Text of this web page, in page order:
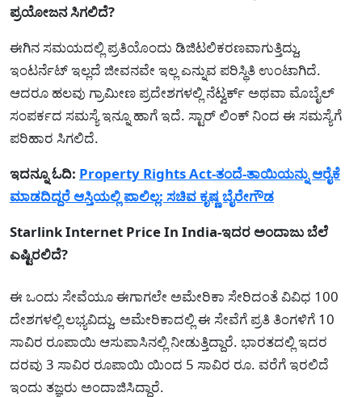
ಪ್ರಯೋಜನ ಸಿಗಲಿದೆ?
ಈಗಿನ ಸಮಯದಲ್ಲಿ ಪ್ರತಿಯೊಂದು ಡಿಜಿಟಲಿಕರಣವಾಗುತ್ತಿದ್ದು,
ಇಂಟರ್ನೆಟ್ ಇಲ್ಲದೆ ಜೀವನವೇ ಇಲ್ಲ ಎನ್ನುವ ಪರಿಸ್ಥಿತಿ ಉಂಟಾಗಿದೆ.
ಆದರೂ ಹಲವು ಗ್ರಾಮೀಣ ಪ್ರದೇಶಗಳಲ್ಲಿ ನೆಟ್ವರ್ಕ್ ಅಥವಾ ಮೊಬೈಲ್
ಸಂಪರ್ಕದ ಸಮಸ್ಯೆ ಇನ್ನೂ ಹಾಗೆ ಇದೆ. ಸ್ಟಾರ್ ಲಿಂಕ್ ನಿಂದ ಈ ಸಮಸ್ಯೆಗೆ
ಪರಿಹಾರ ಸಿಗಲಿದೆ.
ಇದನ್ನೂ ಓದಿ: Property Rights Act-ತಂದೆ-ತಾಯಿಯನ್ನು ಆರೈಕೆ
ಮಾಡದಿದ್ದರೆ ಆಸ್ತಿಯಲ್ಲಿ ಪಾಲಿಲ್ಲ: ಸಚಿವ ಕೃಷ್ಣ ಬೈರೇಗೌಡ
Starlink Internet Price In India-ಇದರ ಅಂದಾಜು ಬೆಲೆ
ಎಷ್ಟಿರಲಿದೆ?
ಈ ಒಂದು ಸೇವೆಯೂ ಈಗಾಗಲೇ ಅಮೇರಿಕಾ ಸೇರಿದಂತೆ ವಿವಿಧ 100
ದೇಶಗಳಲ್ಲಿ ಲಭ್ಯವಿದ್ದು, ಅಮೇರಿಕಾದಲ್ಲಿ ಈ ಸೇವೆಗೆ ಪ್ರತಿ ತಿಂಗಳಿಗೆ 10
ಸಾವಿರ ರೂಪಾಯಿ ಆಸುಪಾಸಿನಲ್ಲಿ ನೀಡುತ್ತಿದ್ದಾರೆ. ಭಾರತದಲ್ಲಿ ಇದರ
ದರವು 3 ಸಾವಿರ ರೂಪಾಯಿ ಯಿಂದ 5 ಸಾವಿರ ರೂ. ವರೆಗೆ ಇರಲಿದೆ
ಇಂದು ತಜ್ಞರು ಅಂದಾಜಿಸಿದ್ದಾರೆ.